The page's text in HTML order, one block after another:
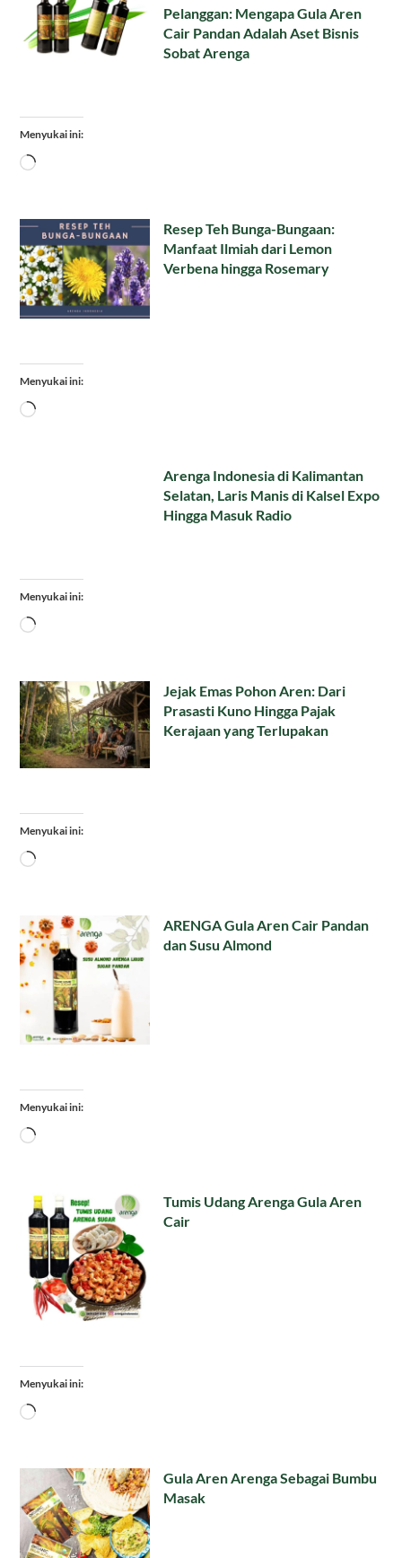
Pelanggan: Mengapa Gula Aren
Cair Pandan Adalah Aset Bisnis
Sobat Arenga
Menyukai ini:
Memuat...
Resep Teh Bunga-Bungaan:
Manfaat Ilmiah dari Lemon
Verbena hingga Rosemary
Menyukai ini:
Memuat...
Arenga Indonesia di Kalimantan
Selatan, Laris Manis di Kalsel Expo
Hingga Masuk Radio
Menyukai ini:
Memuat...
Jejak Emas Pohon Aren: Dari
Prasasti Kuno Hingga Pajak
Kerajaan yang Terlupakan
Menyukai ini:
Memuat...
ARENGA Gula Aren Cair Pandan
dan Susu Almond
Menyukai ini:
Memuat...
Tumis Udang Arenga Gula Aren
Cair
Menyukai ini:
Memuat...
Gula Aren Arenga Sebagai Bumbu
Masak